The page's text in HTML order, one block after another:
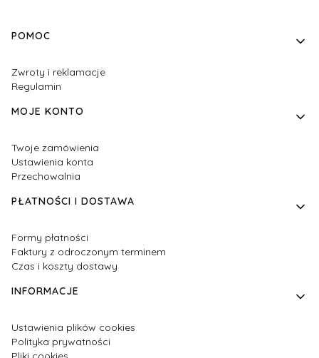
Linki w stopce
POMOC
Zwroty i reklamacje
Regulamin
MOJE KONTO
Twoje zamówienia
Ustawienia konta
Przechowalnia
PŁATNOŚCI I DOSTAWA
Formy płatności
Faktury z odroczonym terminem
Czas i koszty dostawy
INFORMACJE
Ustawienia plików cookies
Polityka prywatności